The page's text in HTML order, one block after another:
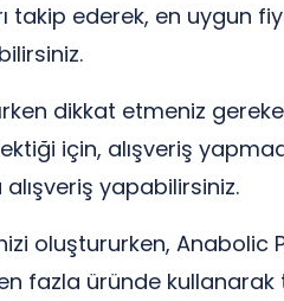
takip ederek, en uygun
dikkat etmeniz
için, alışveriş
yapabilirsiniz.
oluştururken, Anabolic
fazla üründe